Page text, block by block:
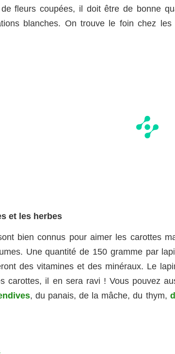
fleurs coupées, il doit être de bonne
blanches. On trouve le foin chez
et les herbes
bien connus pour aimer les carottes
Une quantité de 150 gramme par
des vitamines et des minéraux. Le
carottes, il en sera ravi ! Vous pouvez
, du panais, de la mâche, du thym,